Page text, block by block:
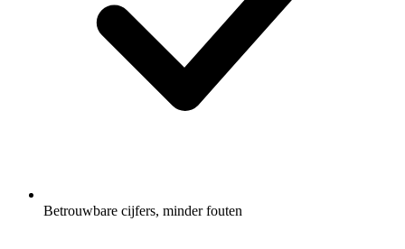
Betrouwbare cijfers, minder fouten